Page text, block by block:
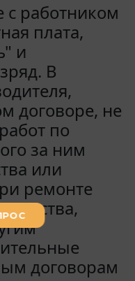
с работником
плата,
и
В
договоре, не
по
за ним
или
ремонте
договорам